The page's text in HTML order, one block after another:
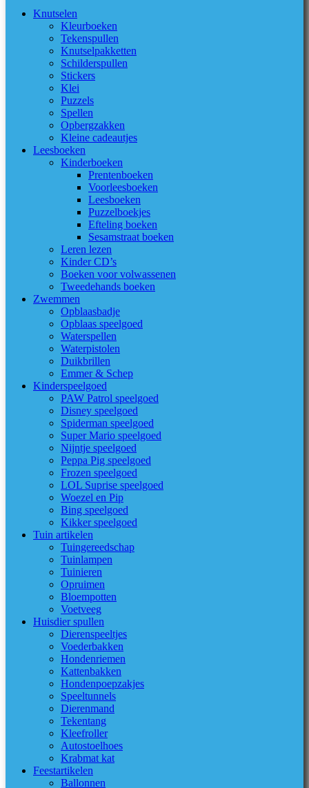
Knutselen
Kleurboeken
Tekenspullen
Knutselpakketten
Schilderspullen
Stickers
Klei
Puzzels
Spellen
Opbergzakken
Kleine cadeautjes
Leesboeken
Kinderboeken
Prentenboeken
Voorleesboeken
Leesboeken
Puzzelboekjes
Efteling boeken
Sesamstraat boeken
Leren lezen
Kinder CD’s
Boeken voor volwassenen
Tweedehands boeken
Zwemmen
Opblaasbadje
Opblaas speelgoed
Waterspellen
Waterpistolen
Duikbrillen
Emmer & Schep
Kinderspeelgoed
PAW Patrol speelgoed
Disney speelgoed
Spiderman speelgoed
Super Mario speelgoed
Nijntje speelgoed
Peppa Pig speelgoed
Frozen speelgoed
LOL Suprise speelgoed
Woezel en Pip
Bing speelgoed
Kikker speelgoed
Tuin artikelen
Tuingereedschap
Tuinlampen
Tuinieren
Opruimen
Bloempotten
Voetveeg
Huisdier spullen
Dierenspeeltjes
Voederbakken
Hondenriemen
Kattenbakken
Hondenpoepzakjes
Speeltunnels
Dierenmand
Tekentang
Kleefroller
Autostoelhoes
Krabmat kat
Feestartikelen
Ballonnen